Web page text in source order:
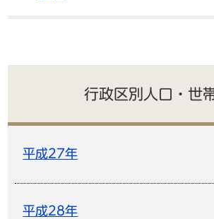
行政区別人口・世
平成27年
平成28年